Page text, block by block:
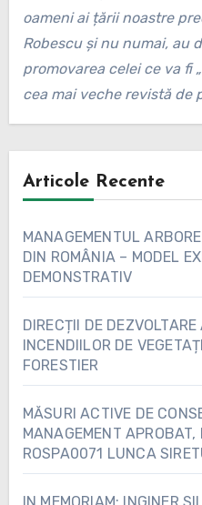
oameni ai țării noastre
Robescu și nu numai, au
promovarea celei ce va fi
cea mai veche revistă de
Articole Recente
MANAGEMENTUL
DIN ROMÂNIA – MODEL
DEMONSTRATIV
DIRECȚII DE
INCENDIILOR DE
FORESTIER
MĂSURI ACTIVE DE
MANAGEMENT APROBAT,
ROSPA0071 LUNCA
IN MEMORIAM: INGINER